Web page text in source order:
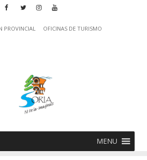
PROVINCIAL
OFICINAS DE TURISMO
MENU